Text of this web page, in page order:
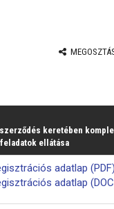
keretében
ellátása
adatlap (PDF)
adatlap